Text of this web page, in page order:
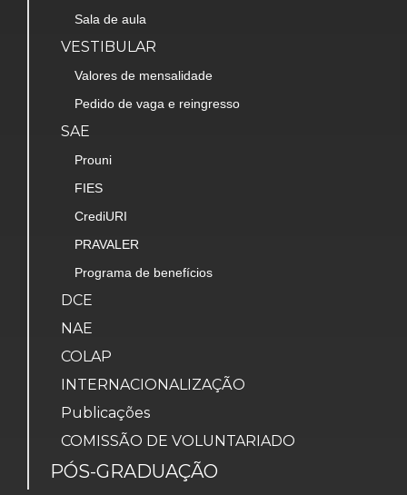
Sala de aula
VESTIBULAR
Valores de mensalidade
Pedido de vaga e reingresso
SAE
Prouni
FIES
CrediURI
PRAVALER
Programa de benefícios
DCE
NAE
COLAP
INTERNACIONALIZAÇÃO
Publicações
COMISSÃO DE VOLUNTARIADO
PÓS-GRADUAÇÃO